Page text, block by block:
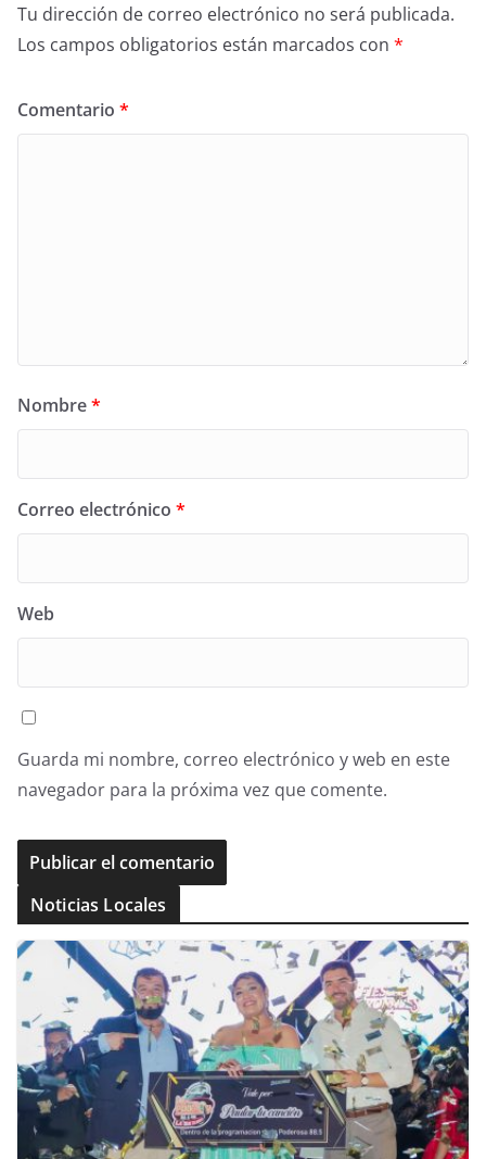
Tu dirección de correo electrónico no será publicada.
Los campos obligatorios están marcados con *
Comentario *
Nombre*
Correo electrónico *
Web
Guarda mi nombre, correo electrónico y web en este
navegador para la próxima vez que comente.
Noticias Locales